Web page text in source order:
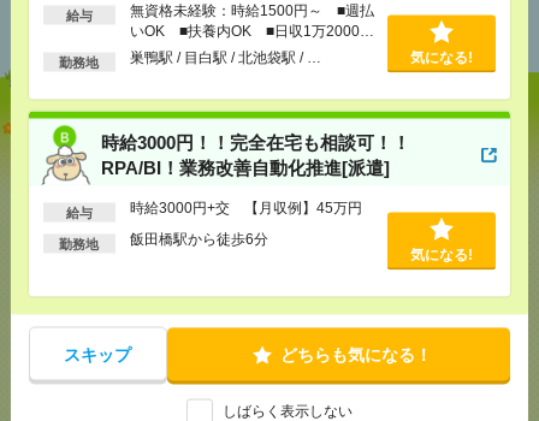
給与
無資格未経験：時給1500円～ ■週払
いOK ■扶養内OK ■日収1万2000円
以上
勤務地 巣鴨駅 / 目白駅 / 北池袋駅 / … 気になる!
時給3000円！！完全在宅も相談可！！
RPA/BI！業務改善自動化推進[派遣]
給与 時給3000円+交 【月収例】45万円
勤務地
飯田橋駅から徒歩6分
気になる!
スキップ どちらも気になる！
しばらく表示しない
おすすめ
【オープニング募集】おばあちゃんのお散歩付き添
いも仕事の1つ[派遣]
OK ■扶養内OK ■日収1万2000円以上
[交通費]交通費全額支給
気になる！
時給3000円！！完全在宅も相談可！！RPA/BI！業務
改善自動化推進[派遣]